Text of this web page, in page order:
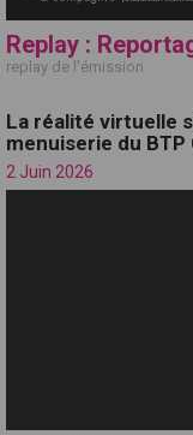
Replay :
replay de l'émission
La réalité virtuelle
menuiserie du BTP
2 Juin 2026